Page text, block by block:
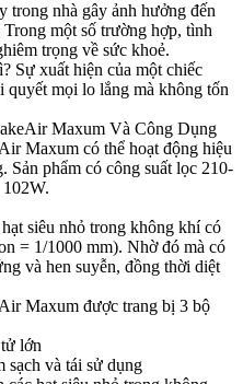
trong nhà gây ảnh hưởng đến
một số trường hợp, tình
trọng về sức khoẻ.
Sự xuất hiện của một chiếc
quyết mọi lo lắng mà không tốn
Maxum Và Công Dụng
Maxum có thể hoạt động hiệu
Sản phẩm có công suất lọc 210-
siêu nhỏ trong không khí có
= 1/1000 mm). Nhờ đó mà có
và hen suyễn, đồng thời diệt
Maxum được trang bị 3 bộ
lớn
sạch và tái sử dụng